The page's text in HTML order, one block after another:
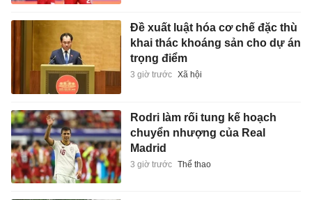
Đề xuất luật hóa cơ chế đặc thù
khai thác khoáng sản cho dự án
trọng điểm
3 giờ trước Xã hội
Rodri làm rối tung kế hoạch
chuyển nhượng của Real
Madrid
3 giờ trước Thể thao